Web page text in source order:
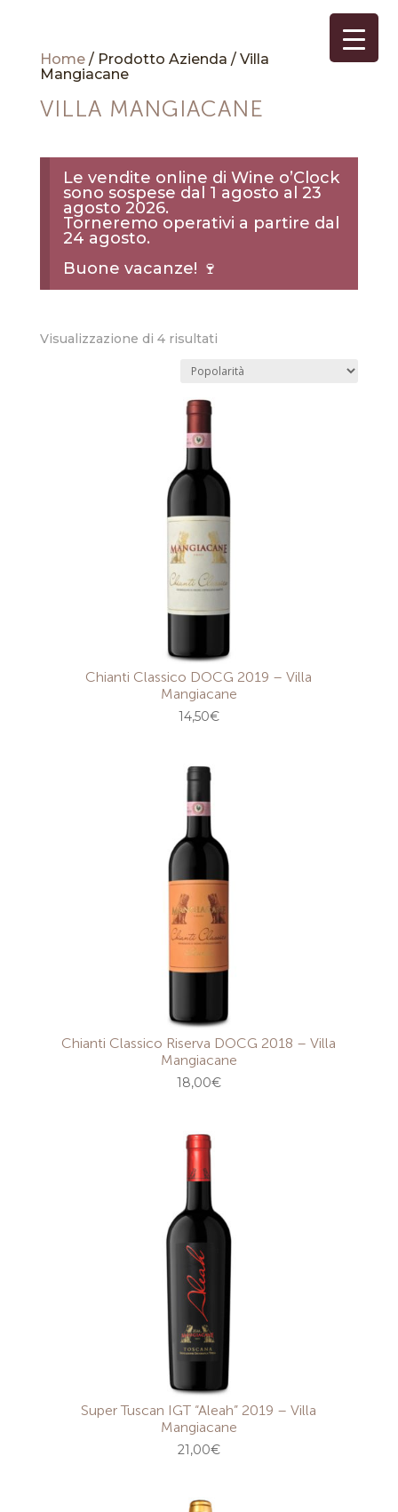
Home/ Prodotto Azienda / Villa
Mangiacane
VILLA MANGIACANE
Le vendite online di Wine o’Clock
sono sospese dal 1 agosto al 23
agosto 2026.
Torneremo operativi a partire dal
24 agosto.
Buone vacanze! 🍷
Visualizzazione di 4 risultatiPopolarità
Chianti Classico DOCG 2019 – Villa
Mangiacane
14,50€
Chianti Classico Riserva DOCG 2018 – Villa
Mangiacane
18,00€
Super Tuscan IGT “Aleah” 2019 – Villa
Mangiacane
21,00€